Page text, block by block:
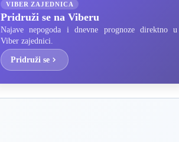
VIBER ZAJEDNICA
Pridruži se na Viberu
Najave nepogoda i dnevne prognoze direktno u
Viber zajednici.
Pridruži se